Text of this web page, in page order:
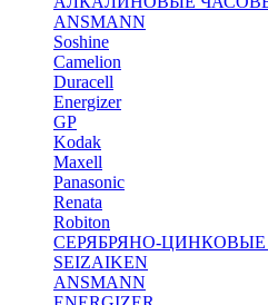
ANSMANN
Soshine
Camelion
Duracell
Energizer
GP
Kodak
Maxell
Panasonic
Renata
Robiton
СЕРЯБРЯНО-
SEIZAIKEN
ANSMANN